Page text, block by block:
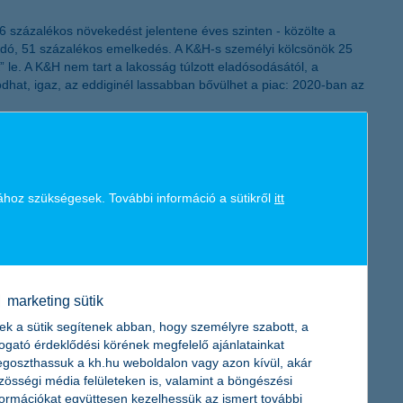
növekedést jelentene éves szinten - közölte a
51 százalékos emelkedés. A K&H-s személyi kölcsönök 25
A K&H nem tart a lakosság túlzott eladósodásától, a
igaz, az eddiginél lassabban bővülhet a piac: 2020-ban az
a mobilfizetések világát.
Megyei Kereskedelmi és Iparkamarával és a StartITup
helyi startupok az üzletfejlesztéshez és a potenciális
szükségesek. További információ a sütikről itt
marketing sütik
a sütik segítenek abban, hogy személyre szabott, a
érdeklődési körének megfelelő ajánlatainkat
a kh.hu weboldalon vagy azon kívül, akár
média felületeken is, valamint a böngészési
együttesen kezelhessük az ismert további